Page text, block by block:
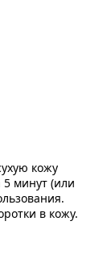
кожу
5 минут (или
в кожу.